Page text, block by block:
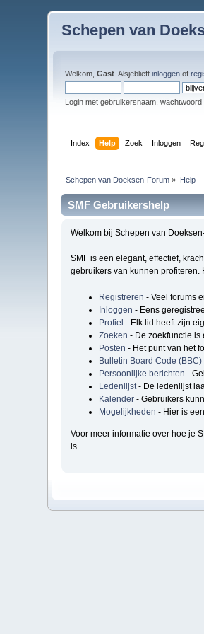
Schepen van
Welkom,Gast . Alsjeblieftinloggen of
Login met gebruikersnaam,
Index Help Zoek Inloggen
Schepen van Doeksen-Forum » Help
SMF Gebruikershelp
Welkom bij Schepen van
SMF is een elegant, effectief,
gebruikers van kunnen profiteren.
Registreren - Veel forums
Inloggen - Eens
Profiel - Elk lid heeft zijn
Zoeken - De zoekfunctie is
Posten - Het punt van het
Bulletin Board Code (BBC)
Persoonlijke berichten -
Ledenlijst- De ledenlijst
Kalender- Gebruikers
Mogelijkheden - Hier is
Voor meer informatie over hoe je
is.